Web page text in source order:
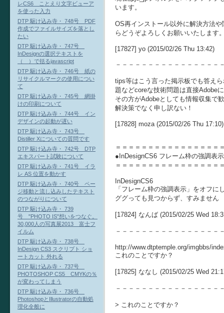
います。
OS再インストール以外に解決方法
らどうぞよろしくお願いいたします
[17827] yo (2015/02/26 Thu 13:42)
－－－－－－－－－－－－－－－－
tips等はこう言った掲示板でも答え
題などcoreな技術問題は直接Adobe
その方がAdobeとしても情報収集で
解決策でなく申し訳ない！
[17828] moza (2015/02/26 Thu 17:10)
＝＝＝＝＝＝＝＝＝＝＝＝＝＝＝＝
●InDesignCS6 フレーム枠の強調表示
＝＝＝＝＝＝＝＝＝＝＝＝＝＝＝＝
InDesignCS6
「フレーム枠の強調表示」をオフ
ググっても見つからず、すみません
[17824] なんば (2015/02/25 Wed
－－－－－－－－－－－－－－－－
http://www.dtptemple.org/imgbbs/
これのことですか？
[17825] ななし (2015/02/25 Wed
－－－－－－－－－－－－－－－－
> これのことですか？
レCS6 ことえり文字ビューア
を使った入力
DTP 駆け込み寺・ 748号 PDF
作成でファイルサイズを落とし
たい
DTP 駆け込み寺・ 747号
InDesignの選択テキストを
（ ）で括るjavascript
DTP 駆け込み寺・ 746号 紙の
リサイクルマークの使用につい
て
DTP 駆け込み寺・ 745号 網掛
けの印刷について
DTP 駆け込み寺・ 744号 イン
デザインの起動が遅い
DTP 駆け込み寺・ 743号
Distiller Xについての質問です
DTP 駆け込み寺・ 742号 DTP
エキスパート試験について
DTP 駆け込み寺・ 741号 イラ
レ AS 位置を動かす
DTP 駆け込み寺・ 740号 ペー
ジ移動と流し込みしたテキスト
のつながりについて
DTP 駆け込み寺・ 739
号 "PHOTO IS"想いをつなぐ。
30,000人の写真展2013 富士フ
イルム
DTP 駆け込み寺・ 738号
InDesign CS3 スクリプト ショ
ートカット 外れる
DTP 駆け込み寺・ 737号
PHOTOSHOP CS5 CMYKの％
が変わってしまう
DTP 駆け込み寺・ 736号
PhotoshopとIllustratorの自動処
理化全般に